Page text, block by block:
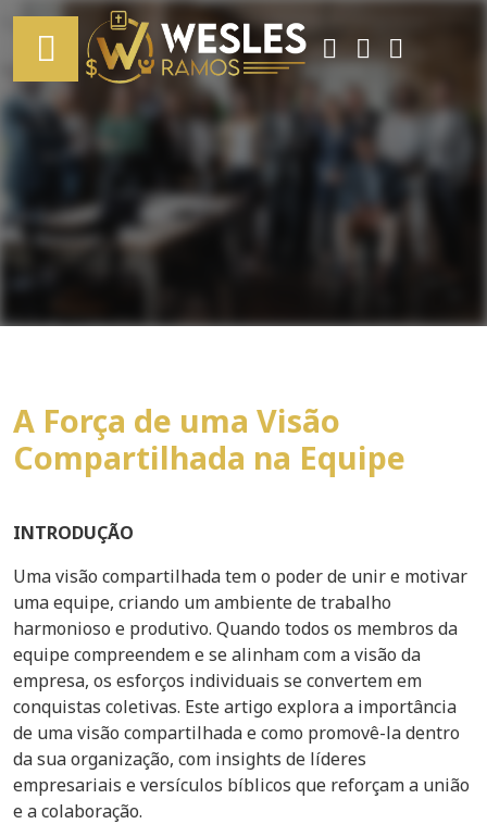
A Força de uma Visão
Compartilhada na Equipe
INTRODUÇÃO
Uma visão compartilhada tem o poder de unir e motivar
uma equipe, criando um ambiente de trabalho
harmonioso e produtivo. Quando todos os membros da
equipe compreendem e se alinham com a visão da
empresa, os esforços individuais se convertem em
conquistas coletivas. Este artigo explora a importância
de uma visão compartilhada e como promovê-la dentro
da sua organização, com insights de líderes
empresariais e versículos bíblicos que reforçam a união
e a colaboração.